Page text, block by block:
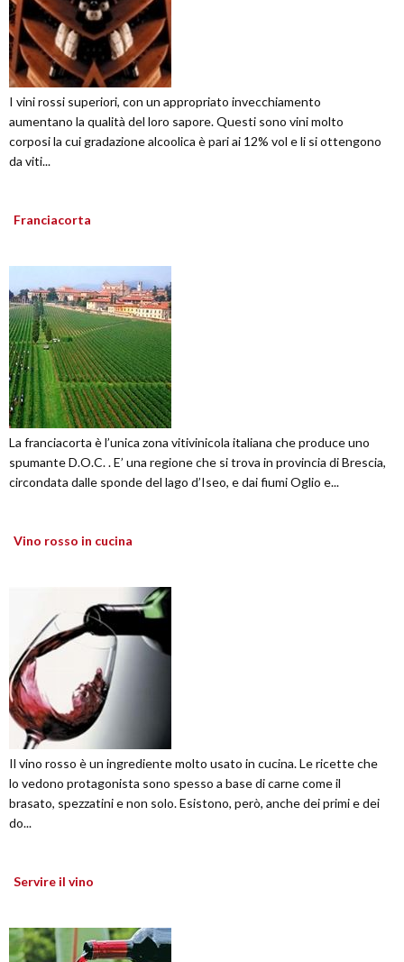
I vini rossi superiori, con un appropriato invecchiamento
aumentano la qualità del loro sapore. Questi sono vini molto
corposi la cui gradazione alcoolica è pari ai 12% vol e li si ottengono
da viti...
Franciacorta
La franciacorta è l’unica zona vitivinicola italiana che produce uno
spumante D.O.C. . E’ una regione che si trova in provincia di Brescia,
circondata dalle sponde del lago d’Iseo, e dai fiumi Oglio e...
Vino rosso in cucina
Il vino rosso è un ingrediente molto usato in cucina. Le ricette che
lo vedono protagonista sono spesso a base di carne come il
brasato, spezzatini e non solo. Esistono, però, anche dei primi e dei
do...
Servire il vino